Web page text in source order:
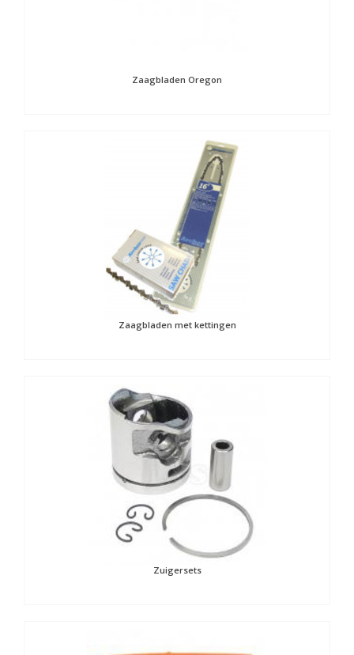
Zaagbladen Oregon
Zaagbladen met kettingen
Zuigersets